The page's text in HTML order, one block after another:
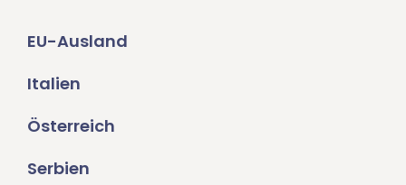
EU-Ausland
Italien
Österreich
Serbien